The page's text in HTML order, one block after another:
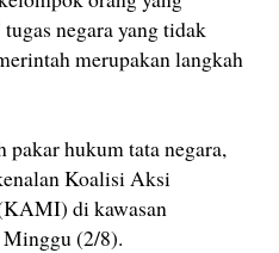
negara yang tidak
merupakan langkah
hukum tata negara,
Koalisi Aksi
di kawasan
Minggu (2/8).